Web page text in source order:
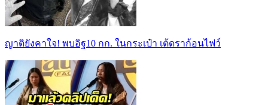
ญาติยังคาใจ! พบอิฐ10 กก. ในกระเป๋า เต้ดราก้อนไฟว์